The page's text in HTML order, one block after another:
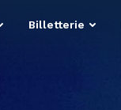
Billetterie